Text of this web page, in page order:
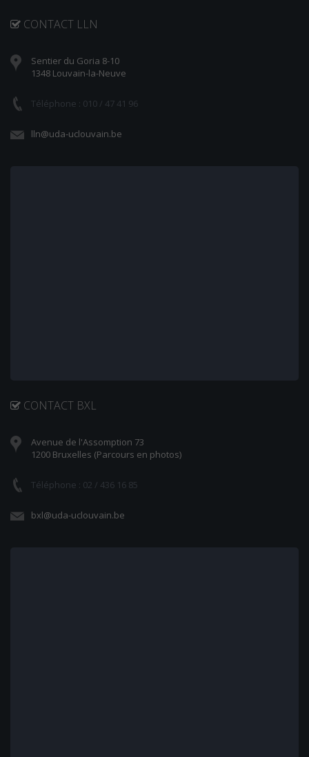
CONTACT LLN
Sentier du Goria 8-10
1348 Louvain-la-Neuve
Téléphone : 010 / 47 41 96
lln@uda-uclouvain.be
CONTACT BXL
Avenue de l'Assomption 73
1200 Bruxelles (Parcours en photos)
Téléphone : 02 / 436 16 85
bxl@uda-uclouvain.be